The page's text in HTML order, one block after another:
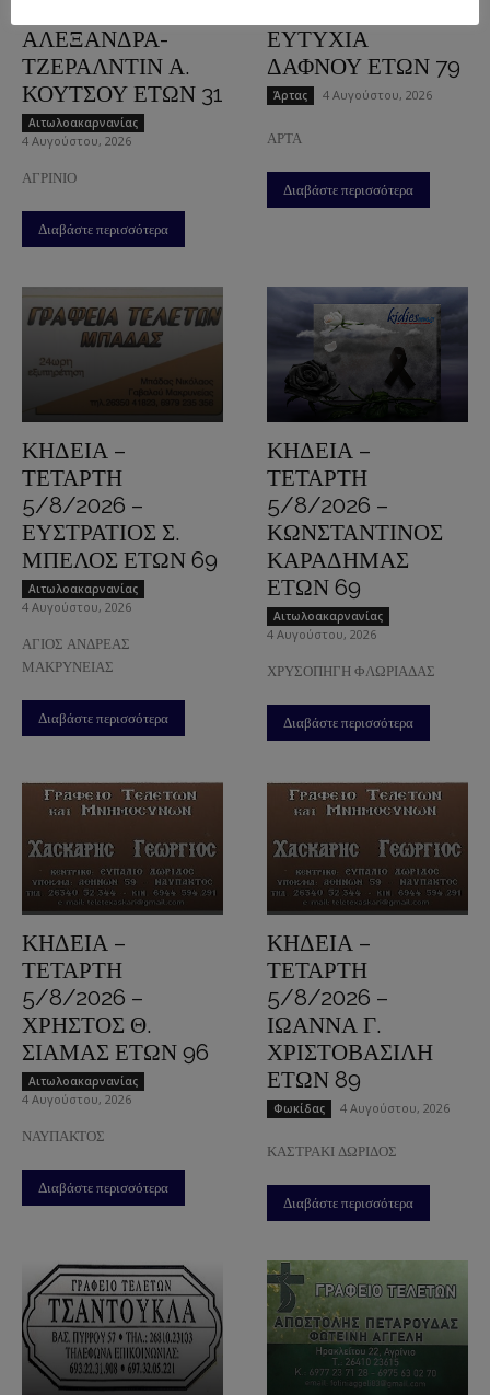
ΑΛΕΞΑΝΔΡΑ-
ΤΖΕΡΑΛΝΤΙΝ Α.
ΚΟΥΤΣΟΥ ΕΤΩΝ 31
Aιτωλοακαρνανίας
4 Αυγούστου, 2026
ΑΓΡΙΝΙΟ
Διαβάστε περισσότερα
ΕΥΤΥΧΙΑ
ΔΑΦΝΟΥ ΕΤΩΝ 79
Άρτας 4 Αυγούστου, 2026
ΑΡΤΑ
Διαβάστε περισσότερα
ΚΗΔΕΙΑ –
ΤΕΤΑΡΤΗ
5/8/2026 –
ΕΥΣΤΡΑΤΙΟΣ Σ.
ΜΠΕΛΟΣ ΕΤΩΝ 69
Aιτωλοακαρνανίας
4 Αυγούστου, 2026
ΑΓΙΟΣ ΑΝΔΡΕΑΣ
ΜΑΚΡΥΝΕΙΑΣ
Διαβάστε περισσότερα
ΚΗΔΕΙΑ –
ΤΕΤΑΡΤΗ
5/8/2026 –
ΚΩΝΣΤΑΝΤΙΝΟΣ
ΚΑΡΑΔΗΜΑΣ
ΕΤΩΝ 69
Aιτωλοακαρνανίας
4 Αυγούστου, 2026
ΧΡΥΣΟΠΗΓΗ ΦΛΩΡΙΑΔΑΣ
Διαβάστε περισσότερα
ΚΗΔΕΙΑ –
ΤΕΤΑΡΤΗ
5/8/2026 –
ΧΡΗΣΤΟΣ Θ.
ΣΙΑΜΑΣ ΕΤΩΝ 96
Aιτωλοακαρνανίας
4 Αυγούστου, 2026
ΝΑΥΠΑΚΤΟΣ
Διαβάστε περισσότερα
ΚΗΔΕΙΑ –
ΤΕΤΑΡΤΗ
5/8/2026 –
ΙΩΑΝΝΑ Γ.
ΧΡΙΣΤΟΒΑΣΙΛΗ
ΕΤΩΝ 89
Φωκίδας 4 Αυγούστου, 2026
ΚΑΣΤΡΑΚΙ ΔΩΡΙΔΟΣ
Διαβάστε περισσότερα